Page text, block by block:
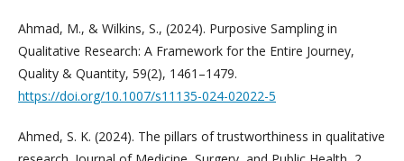
Ahmad, M., & Wilkins, S., (2024). Purposive Sampling in
Qualitative Research: A Framework for the Entire Journey,
Quality & Quantity, 59(2), 1461–1479.
https://doi.org/10.1007/s11135-024-02022-5
Ahmed, S. K. (2024). The pillars of trustworthiness in qualitative